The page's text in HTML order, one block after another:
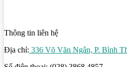
Thông tin liên hệ
Địa chỉ: 336 Võ Văn Ngân, P. Bình